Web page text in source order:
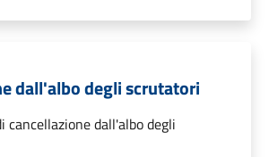
dall'albo degli scrutatori
cancellazione dall'albo degli